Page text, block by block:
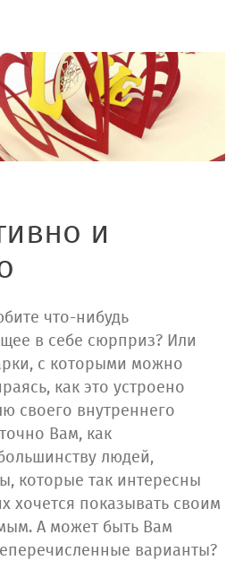
и
что-нибудь
в себе сюрприз? Или
с которыми можно
как это устроено
своего внутреннего
Вам, как
людей,
которые так интересны
хочется показывать своим
А может быть Вам
варианты?